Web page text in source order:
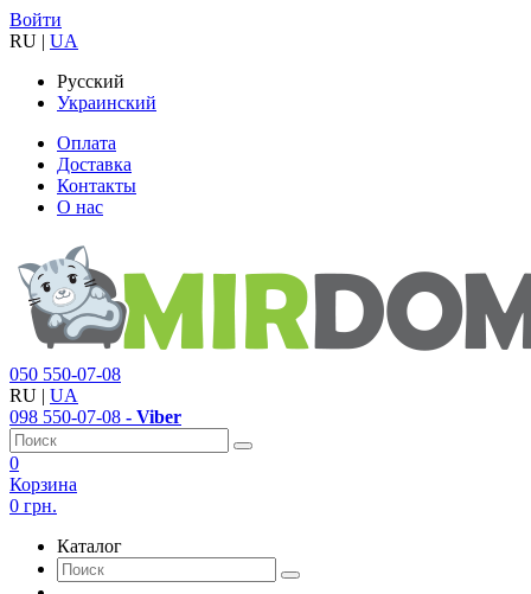
Войти
RU | UA
Русский
Украинский
Оплата
Доставка
Контакты
О нас
050 550-07-08
RU | UA
098 550-07-08 - Viber
0
Корзина
0 грн.
Каталог